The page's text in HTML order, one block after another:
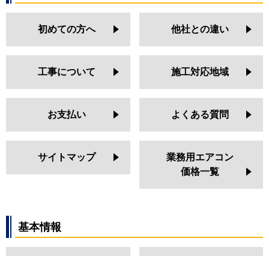
初めての方へ 他社との違い
工事について 施工対応地域
お支払い よくある質問
サイトマップ
業務用エアコン
価格一覧
基本情報